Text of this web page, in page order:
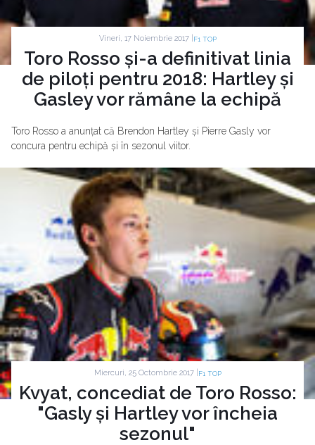
Vineri, 17 Noiembrie 2017 | F1 TOP
Toro Rosso și-a definitivat linia
de piloți pentru 2018: Hartley și
Gasley vor rămâne la echipă
Toro Rosso a anunțat că Brendon Hartley și Pierre Gasly vor
concura pentru echipă și în sezonul viitor.
Miercuri, 25 Octombrie 2017 | F1 TOP
Kvyat, concediat de Toro Rosso:
"Gasly și Hartley vor încheia
sezonul"